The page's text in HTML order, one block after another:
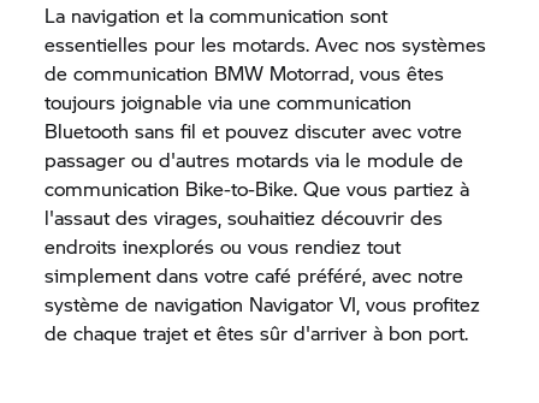
La navigation et la communication sont
essentielles pour les motards. Avec nos systèmes
de communication BMW Motorrad, vous êtes
toujours joignable via une communication
Bluetooth sans fil et pouvez discuter avec votre
passager ou d'autres motards via le module de
communication Bike-to-Bike. Que vous partiez à
l'assaut des virages, souhaitiez découvrir des
endroits inexplorés ou vous rendiez tout
simplement dans votre café préféré, avec notre
système de navigation Navigator VI, vous profitez
de chaque trajet et êtes sûr d'arriver à bon port.